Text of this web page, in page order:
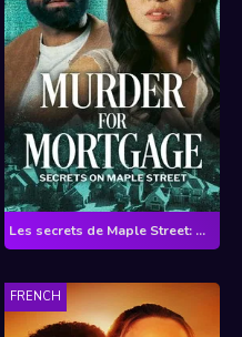
Les secrets de Maple Street: Qui a tué Madame Claremont ?
FRENCH